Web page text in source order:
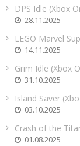
DPS Idle (Xbox
28.11.2025
LEGO Marvel
14.11.2025
Grim Idle (Xbox
31.10.2025
Island Saver
03.10.2025
Crash of the
01.08.2025